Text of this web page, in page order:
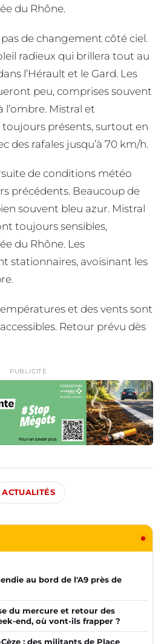
du Rhône.
de changement côté ciel.
radieux qui brillera tout au
l’Hérault et le Gard. Les
peu, comprises souvent
l’ombre. Mistral et
présents, surtout en
des rafales jusqu’à 70 km/h.
de conditions météo
précédents. Beaucoup de
souvent bleu azur. Mistral
toujours sensibles,
du Rhône. Les
stationnaires, avoisinant les
et des vents sont
Retour prévu dès
PUBLICITÉ
ACTUALITÉS
au bord de l'A9 près de
du mercure et retour des
end, où vont-ils frapper ?
: des militants de Place